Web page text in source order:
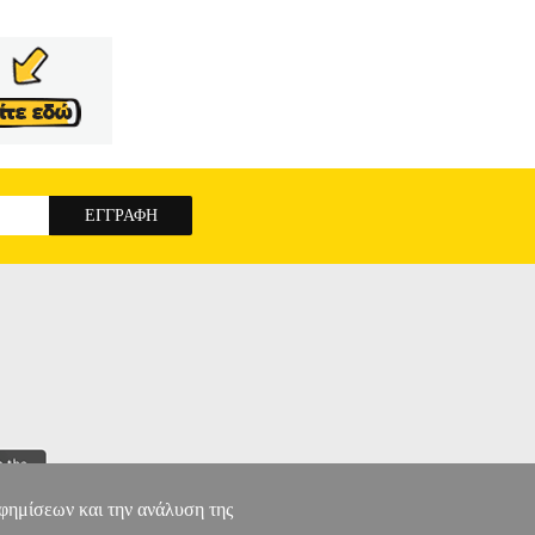
και την ανάλυση της